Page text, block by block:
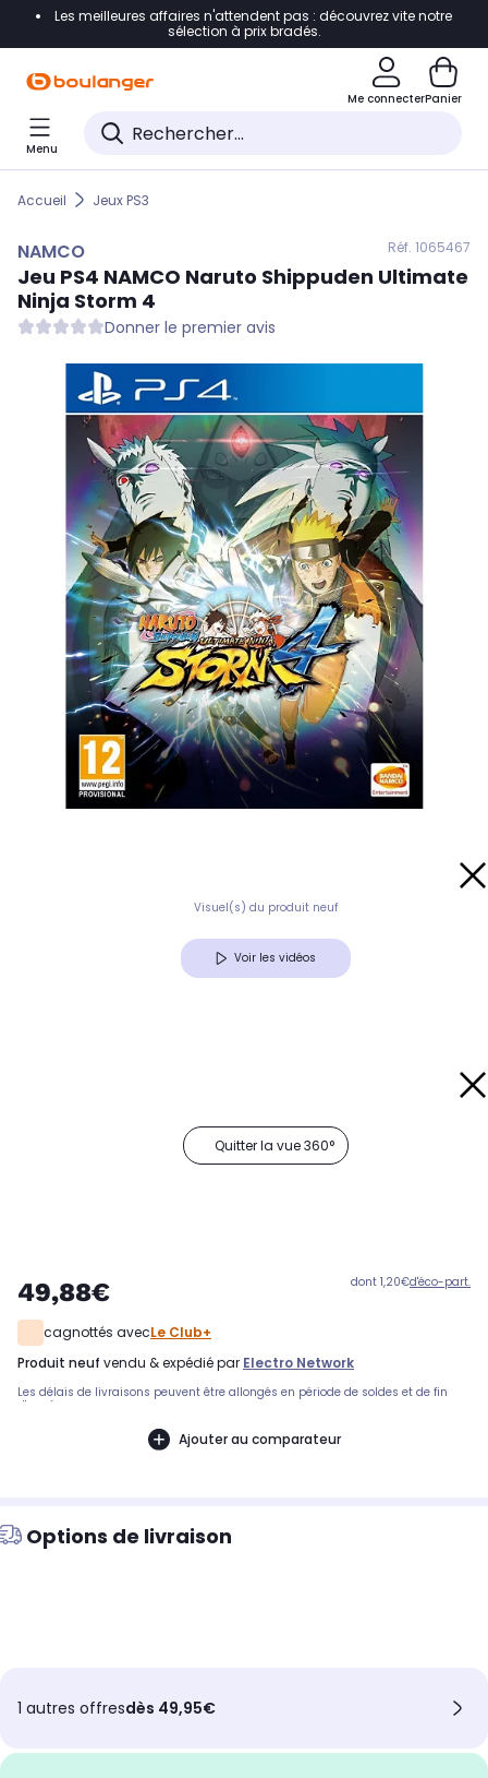
Accéder directement à la navigation
Accéder directement au pied de page
Accéder directement au chatbot
Les meilleures affaires n'attendent pas : découvrez vite notre
sélection à prix bradés.
Me connecterPanier
Menu
Accueil Jeux PS3
NAMCO Réf. 1065467
Jeu PS4 NAMCO Naruto Shippuden Ultimate
Ninja Storm 4
Donner le premier avis
Visuel(s) du produit neuf
Voir les vidéos
Quitter la vue 360°
49,88€ dont 1,20€d'éco-part.
cagnottés avecLe Club+
produit neuf vendu & expédié par Electro Network
Les délais de livraisons peuvent être allongés en période de soldes et de fin
d'année.
Ajouter au comparateur
Options de livraison
1 autres offresdès 49,95€